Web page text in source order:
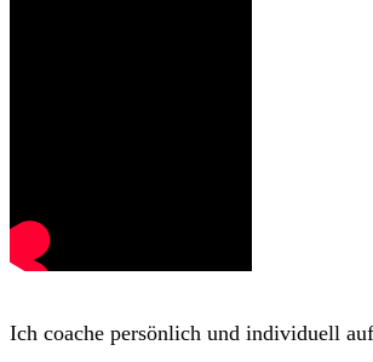
Ich coache persönlich und individuell